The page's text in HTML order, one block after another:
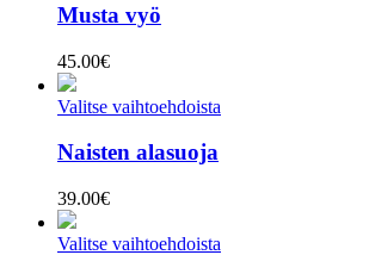
Musta vyö
45.00€
Valitse vaihtoehdoista
Naisten alasuoja
39.00€
Valitse vaihtoehdoista